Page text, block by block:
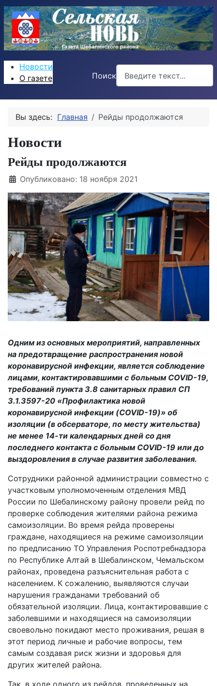
Новости
О газете
Поиск
Вы здесь: Главная Рейды продолжаются
Новости
Рейды продолжаются
Информация о материале
Опубликовано: 18 ноября 2021
Одним из основных мероприятий, направленных
на предотвращение распространения новой
коронавирусной инфекции, является соблюдение
лицами, контактировавшими с больным COVID-19,
требований пункта 3.8 санитарных правил СП
3.1.3597-20 «Профилактика новой
коронавирусной инфекции (COVID-19)» об
изоляции (в обсерваторе, по месту жительства)
не менее 14-ти календарных дней со дня
последнего контакта с больным COVID-19 или до
выздоровления в случае развития заболевания.
Сотрудники районной администрации совместно с
участковым уполномоченным отделения МВД
России по Шебалинскому району провели рейд по
проверке соблюдения жителями района режима
самоизоляции. Во время рейда проверены
граждане, находящиеся на режиме самоизоляции
по предписанию ТО Управления Роспотребнадзора
по Республике Алтай в Шебалинском, Чемальском
районах, проведена разъяснительная работа с
населением. К сожалению, выявляются случаи
нарушения гражданами требований об
обязательной изоляции. Лица, контактировавшие с
заболевшими и находящиеся на самоизоляции
своевольно покидают место проживания, решая в
этот период личные и рабочие вопросы, тем
самым создавая риск жизни и здоровья для
других жителей района.